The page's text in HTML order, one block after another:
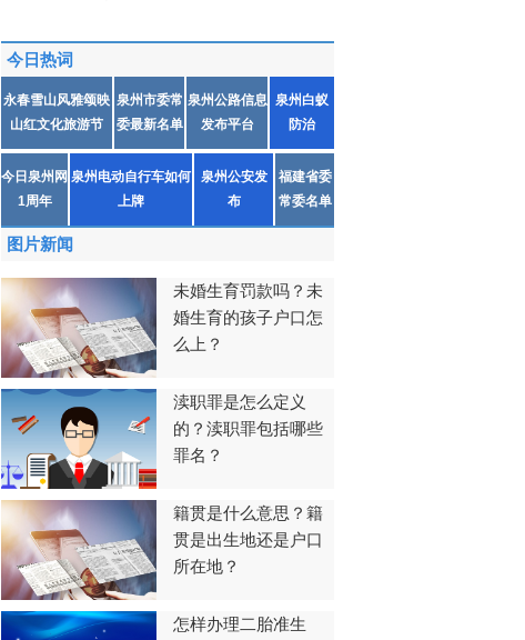
今日热词
永春雪山风雅颂映
山红文化旅游节
泉州市委常
委最新名单
泉州公路信息
发布平台
泉州白蚁
防治
今日泉州网
1周年
泉州电动自行车如何
上牌
泉州公安发
布
福建省委
常委名单
图片新闻
未婚生育罚款吗？未
婚生育的孩子户口怎
么上？
渎职罪是怎么定义
的？渎职罪包括哪些
罪名？
籍贯是什么意思？籍
贯是出生地还是户口
所在地？
怎样办理二胎准生